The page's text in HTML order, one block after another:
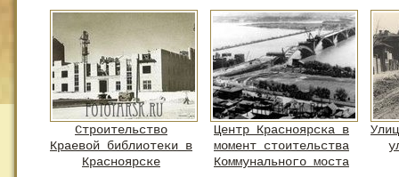
Строительство
Краевой библиотеки в
Красноярске
Центр Красноярска в
момент стоительства
Коммунального моста